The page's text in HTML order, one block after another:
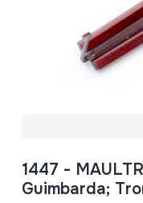
1447 -
Guimbarda;